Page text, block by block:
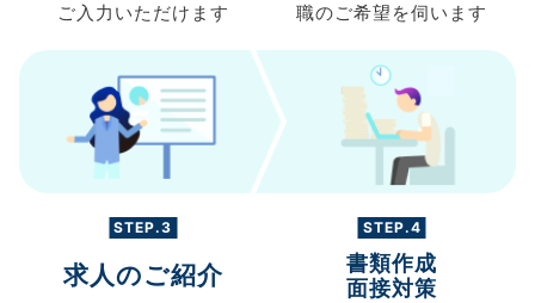
ご入力 いただけます
職のご希望を伺います
STEP.3
求人のご紹介
STEP.4
書類作成
面接対策